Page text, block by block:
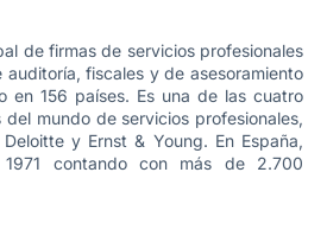
de firmas de servicios profesionales
fiscales y de asesoramiento
en 156 países. Es una de las cuatro
mundo de servicios profesionales,
y Ernst & Young. En España,
contando con más de 2.700